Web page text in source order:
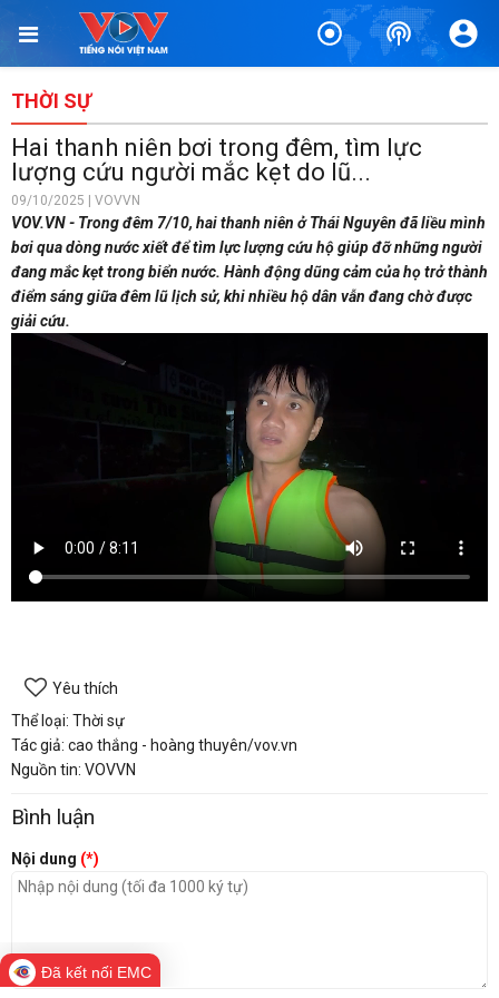
THỜI SỰ
Hai thanh niên bơi trong đêm, tìm lực
lượng cứu người mắc kẹt do lũ...
09/10/2025 | VOVVN
VOV.VN - Trong đêm 7/10, hai thanh niên ở Thái Nguyên đã liều mình
bơi qua dòng nước xiết để tìm lực lượng cứu hộ giúp đỡ những người
đang mắc kẹt trong biển nước. Hành động dũng cảm của họ trở thành
điểm sáng giữa đêm lũ lịch sử, khi nhiều hộ dân vẫn đang chờ được
giải cứu.
Yêu thích
Thể loại: Thời sự
Tác giả: cao thắng - hoàng thuyên/vov.vn
Nguồn tin: VOVVN
Bình luận
Nội dung (*)
Đã kết nối EMC